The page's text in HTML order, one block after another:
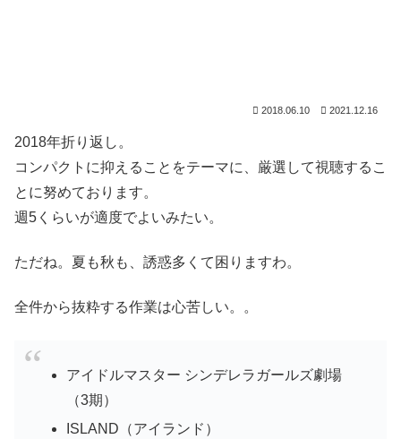
2018.06.10 2021.12.16
2018年折り返し。
コンパクトに抑えることをテーマに、厳選して視聴するこ
とに努めております。
週5くらいが適度でよいみたい。
ただね。夏も秋も、誘惑多くて困りますわ。
全件から抜粋する作業は心苦しい。。
アイドルマスター シンデレラガールズ劇場
（3期）
ISLAND（アイランド）